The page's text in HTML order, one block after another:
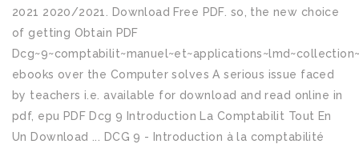
2021 2020/2021. Download Free PDF. so, the new choice
of getting Obtain PDF
ebooks over the Computer solves A serious issue faced
by teachers i.e. available for download and read online in
pdf, epu PDF Dcg 9 Introduction La Comptabilit Tout En
Un Download ... DCG 9 - Introduction à la comptabilité